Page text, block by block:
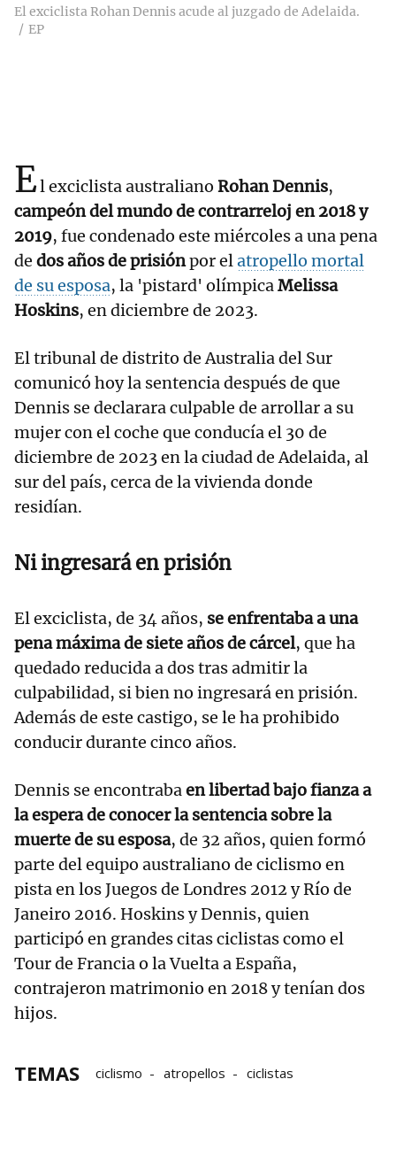
El exciclista Rohan Dennis acude al juzgado de Adelaida.
EP
El exciclista australiano Rohan Dennis,
campeón del mundo de contrarreloj en 2018 y
2019, fue condenado este miércoles a una pena
de dos años de prisiónpor elatropello mortal
de su esposa, la 'pistard' olímpicaMelissa
Hoskins, en diciembre de 2023.
El tribunal de distrito de Australia del Sur
comunicó hoy la sentencia después de que
Dennis se declarara culpable de arrollar a su
mujer con el coche que conducía el 30 de
diciembre de 2023 en la ciudad de Adelaida, al
sur del país, cerca de la vivienda donde
residían.
Ni ingresará en prisión
El exciclista, de 34 años, se enfrentaba a una
pena máxima de siete años de cárcel, que ha
quedado reducida a dos tras admitir la
culpabilidad, si bien no ingresará en prisión.
Además de este castigo, se le ha prohibido
conducir durante cinco años.
Dennis se encontrabaen libertad bajo fianza a
la espera de conocer la sentencia sobre la
muerte de su esposa, de 32 años, quien formó
parte del equipo australiano de ciclismo en
pista en los Juegos de Londres 2012 y Río de
Janeiro 2016. Hoskins y Dennis, quien
participó en grandes citas ciclistas como el
Tour de Francia o la Vuelta a España,
contrajeron matrimonio en 2018 y tenían dos
hijos.
TEMAS ciclismo atropellos ciclistas